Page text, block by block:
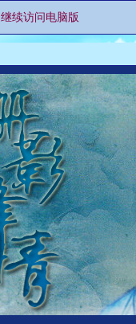
继续访问电脑版